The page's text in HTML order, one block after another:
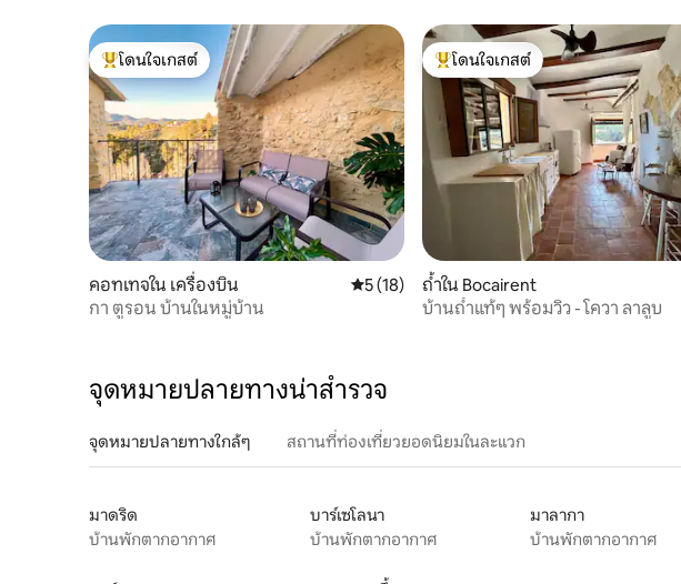
โดนใจเกสต์ที่สุด
โดนใจเกสต์
คอทเทจใน เครื่องบิน คะแนนเฉลี่ย 5 จาก 5, 18 รีวิว
5 (18)
กา ตูรอน บ้านในหมู่บ้าน
โดนใจเกสต์ที่สุด
โดนใจเกสต์
ถ้ำใน Bocairent
บ้านถ้ำแท้ๆ พร้อมวิว - โควา ลาลูบ
จุดหมายปลายทางน่าสำรวจ
จุดหมายปลายทางใกล้ๆ สถานที่ท่องเที่ยวยอดนิยมในละแวก
มาดริด
บ้านพักตากอากาศ
บาร์เซโลนา
บ้านพักตากอากาศ
มาลากา
บ้านพักตากอากาศ